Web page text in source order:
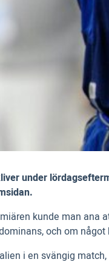
under
kunde man
och om
i en svängig